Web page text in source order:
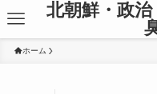
北朝鮮・政
ホーム